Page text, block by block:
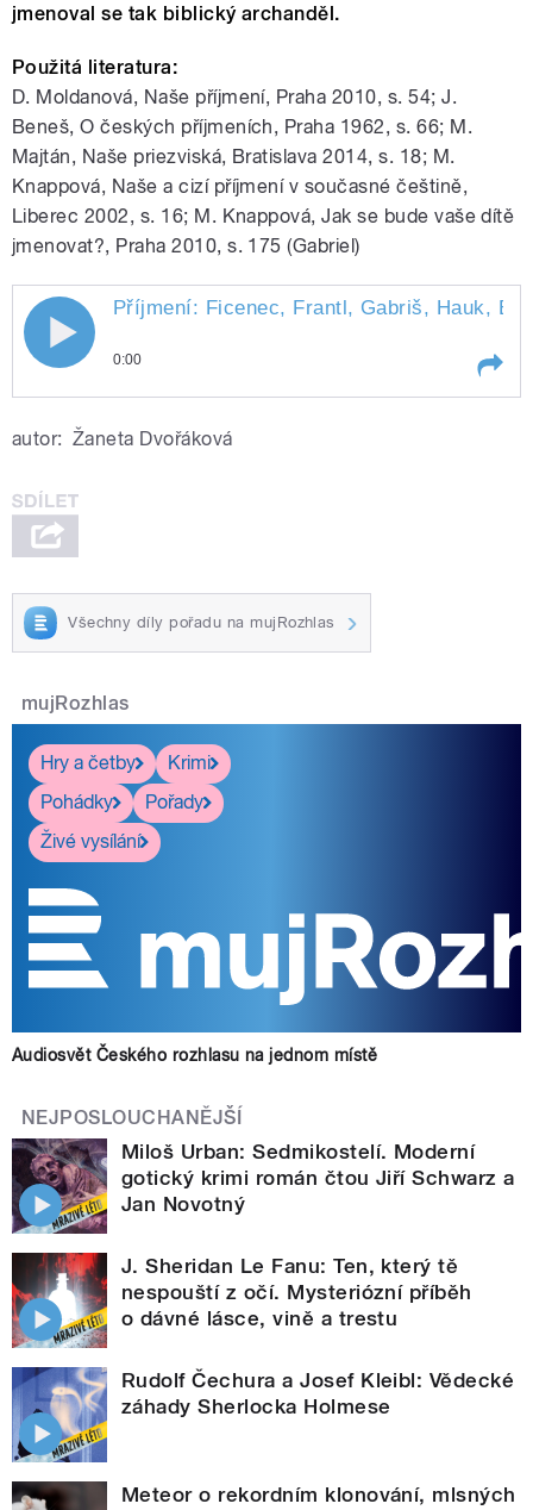
jmenoval se tak biblický archanděl.
Použitá literatura:
D. Moldanová, Naše příjmení, Praha 2010, s. 54; J.
Beneš, O českých příjmeních, Praha 1962, s. 66; M.
Majtán, Naše priezviská, Bratislava 2014, s. 18; M.
Knappová, Naše a cizí příjmení v současné češtině,
Liberec 2002, s. 16; M. Knappová, Jak se bude vaše dítě
jmenovat?, Praha 2010, s. 175 (Gabriel)
pause
Příjmení: Ficenec, Frantl, Gabriš, Hauk,
0:00
Exner. Připravili a uvádí Kateřina
autor: Žaneta Dvořáková
Všechny díly pořadu na mujRozhlas
mujRozhlas
Hry a četby
Krimi
Pohádky
Pořady
Živé vysílání
Audiosvět Českého rozhlasu na jednom místě
NEJPOSLOUCHANĚJŠÍ
Miloš Urban: Sedmikostelí. Moderní
gotický krimi román čtou Jiří Schwarz a
Jan Novotný
J. Sheridan Le Fanu: Ten, který tě
nespouští z očí. Mysteriózní příběh
o dávné lásce, vině a trestu
Rudolf Čechura a Josef Kleibl: Vědecké
záhady Sherlocka Holmese
Meteor o rekordním klonování, mlsných